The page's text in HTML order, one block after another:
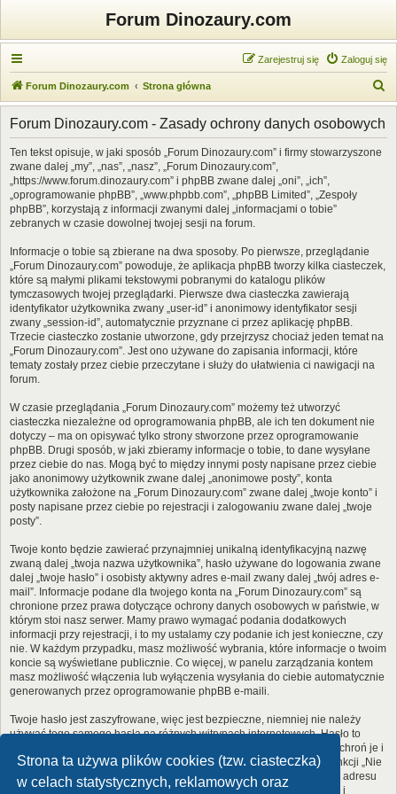
Strona ta używa plików cookies (tzw. ciasteczka)
w celach statystycznych, reklamowych oraz
Forum Dinozaury.com
Zaloguj się
Zarejestruj się
Forum Dinozaury.com Strona główna
z
Forum Dinozaury.com - Zasady ochrony danych osobowych
Ten tekst opisuje, w jaki sposób „Forum Dinozaury.com” i firmy stowarzyszone
zwane dalej „my”, „nas”, „nasz”, „Forum Dinozaury.com”,
„https://www.forum.dinozaury.com” i phpBB zwane dalej „oni”, „ich”,
„oprogramowanie phpBB”, „www.phpbb.com”, „phpBB Limited”, „Zespoły
phpBB”, korzystają z informacji zwanymi dalej „informacjami o tobie”
zebranych w czasie dowolnej twojej sesji na forum.
Informacje o tobie są zbierane na dwa sposoby. Po pierwsze, przeglądanie
„Forum Dinozaury.com” powoduje, że aplikacja phpBB tworzy kilka ciasteczek,
które są małymi plikami tekstowymi pobranymi do katalogu plików
tymczasowych twojej przeglądarki. Pierwsze dwa ciasteczka zawierają
identyfikator użytkownika zwany „user-id” i anonimowy identyfikator sesji
zwany „session-id”, automatycznie przyznane ci przez aplikację phpBB.
Trzecie ciasteczko zostanie utworzone, gdy przejrzysz chociaż jeden temat na
„Forum Dinozaury.com”. Jest ono używane do zapisania informacji, które
tematy zostały przez ciebie przeczytane i służy do ułatwienia ci nawigacji na
forum.
W czasie przeglądania „Forum Dinozaury.com” możemy też utworzyć
ciasteczka niezależne od oprogramowania phpBB, ale ich ten dokument nie
dotyczy – ma on opisywać tylko strony stworzone przez oprogramowanie
phpBB. Drugi sposób, w jaki zbieramy informacje o tobie, to dane wysyłane
przez ciebie do nas. Mogą być to między innymi posty napisane przez ciebie
jako anonimowy użytkownik zwane dalej „anonimowe posty”, konta
użytkownika założone na „Forum Dinozaury.com” zwane dalej „twoje konto” i
posty napisane przez ciebie po rejestracji i zalogowaniu zwane dalej „twoje
posty”.
Twoje konto będzie zawierać przynajmniej unikalną identyfikacyjną nazwę
zwaną dalej „twoja nazwa użytkownika”, hasło używane do logowania zwane
dalej „twoje hasło” i osobisty aktywny adres e-mail zwany dalej „twój adres e-
mail”. Informacje podane dla twojego konta na „Forum Dinozaury.com” są
chronione przez prawa dotyczące ochrony danych osobowych w państwie, w
którym stoi nasz serwer. Mamy prawo wymagać podania dodatkowych
informacji przy rejestracji, i to my ustalamy czy podanie ich jest konieczne, czy
nie. W każdym przypadku, masz możliwość wybrania, które informacje o twoim
koncie są wyświetlane publicznie. Co więcej, w panelu zarządzania kontem
masz możliwość włączenia lub wyłączenia wysyłania do ciebie automatycznie
generowanych przez oprogramowanie phpBB e-maili.
Twoje hasło jest zaszyfrowane, więc jest bezpieczne, niemniej nie należy
używać tego samego hasła na różnych witrynach internetowych. Hasło to
umożliwia dostęp do twojego konta na „Forum Dinozaury.com”, więc chroń je i
w żadnym wypadku nie podawajnikomu. Jeśli je zapomnisz, użyj funkcji „Nie
pamiętam hasła”. Witryna poprosi cię o podanie nazwy użytkownika i adresu
e-mail. Po podaniu tych danych zostanie wygenerowane nowe hasło i